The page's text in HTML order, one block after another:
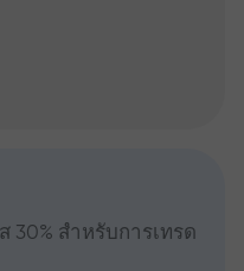
30% สำหรับการเทรด